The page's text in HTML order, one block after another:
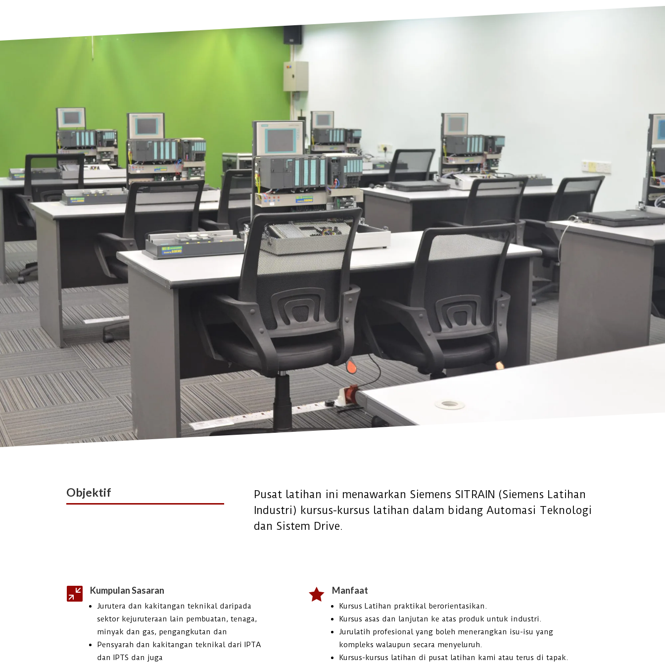
Objektif
Pusat latihan ini menawarkan Siemens SITRAIN (Siemens Latihan
Industri) kursus-kursus latihan dalam bidang Automasi Teknologi
dan Sistem Drive.
 Kumpulan Sasaran
Jurutera dan kakitangan teknikal daripada
sektor kejuruteraan lain pembuatan, tenaga,
minyak dan gas, pengangkutan dan
Pensyarah dan kakitangan teknikal dari IPTA
dan IPTS dan juga
 Manfaat
Kursus Latihan praktikal berorientasikan.
Kursus asas dan lanjutan ke atas produk untuk industri.
Jurulatih profesional yang boleh menerangkan isu-isu yang
kompleks walaupun secara menyeluruh.
Kursus-kursus latihan di pusat latihan kami atau terus di tapak.